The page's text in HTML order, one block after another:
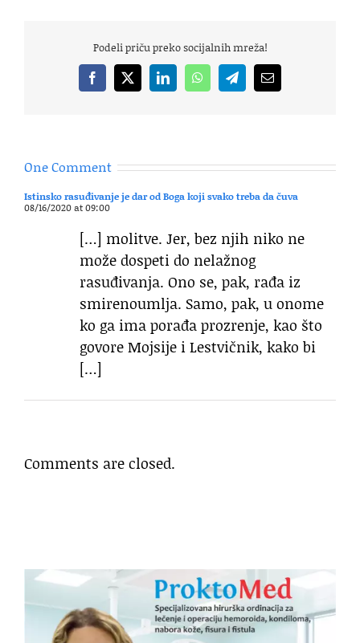
Podeli priču preko socijalnih mreža!
Facebook
X LinkedInWhatsAppTelegramEmail
One Comment
Istinsko rasuđivanje je dar od Boga koji svako treba da čuva
08/16/2020 at 09:00
[…] molitve. Jer, bez njih niko ne
može dospeti do nelažnog
rasuđivanja. Ono se, pak, rađa iz
smirenoumlja. Samo, pak, u onome
ko ga ima porađa prozrenje, kao što
govore Mojsije i Lestvičnik, kako bi
[…]
Comments are closed.